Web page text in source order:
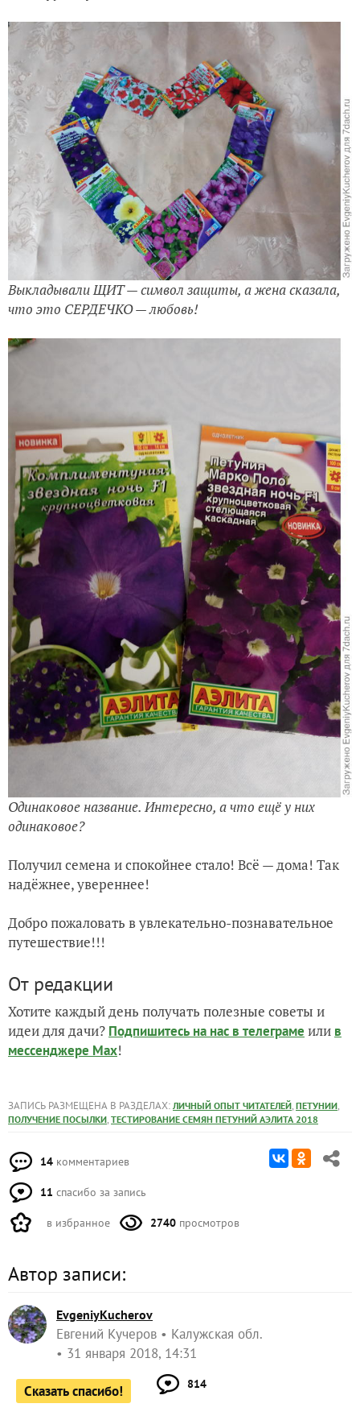
Выкладывали ЩИТ — символ защиты, а жена сказала,
что это СЕРДЕЧКО — любовь!
Одинаковое название. Интересно, а что ещё у них
одинаковое?
Получил семена и спокойнее стало! Всё — дома! Так
надёжнее, увереннее!
Добро пожаловать в увлекательно-познавательное
путешествие!!!
От редакции
Хотите каждый день получать полезные советы и
идеи для дачи? Подпишитесь на нас в телеграме или в
мессенджере Max!
ЗАПИСЬ РАЗМЕЩЕНА В РАЗДЕЛАХ: ЛИЧНЫЙ ОПЫТ ЧИТАТЕЛЕЙ, ПЕТУНИИ,
ПОЛУЧЕНИЕ ПОСЫЛКИ, ТЕСТИРОВАНИЕ СЕМЯН ПЕТУНИЙ АЭЛИТА 2018
14 комментариев
11 спасибо за запись
в избранное 2740 просмотров
Автор записи:
EvgeniyKucherov
Евгений Кучеров
Калужская обл.
31 января 2018, 14:31
Сказать спасибо! 814